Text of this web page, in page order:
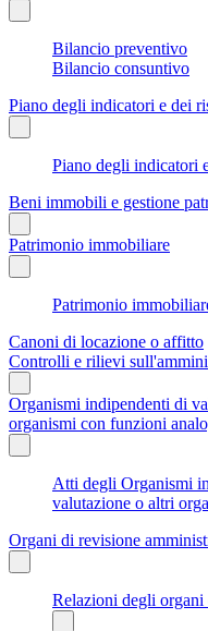
Bilancio preventivo
Bilancio consuntivo
Piano degli indicatori e dei
Piano degli indicatori
Beni immobili e gestione
Patrimonio immobiliare
Patrimonio
Canoni di locazione o affitto
Controlli e rilievi
Organismi indipendenti di
organismi con funzioni
Atti degli Organismi
valutazione o altri
Organi di revisione
Relazioni degli